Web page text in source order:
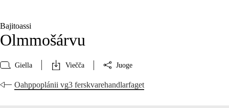
Bajitoassi
Olmmošárvu
Giella Viečča Juoge
Oahppoplánii vg3 ferskvarehandlarfaget